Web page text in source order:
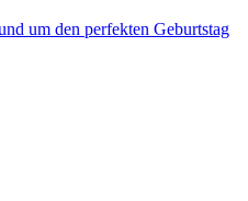
um den perfekten Geburtstag